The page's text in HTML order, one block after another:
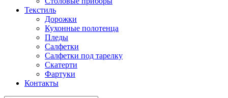
Текстиль
Дорожки
Кухонные полотенца
Пледы
Салфетки
Салфетки под тарелку
Скатерти
Фартуки
Контакты